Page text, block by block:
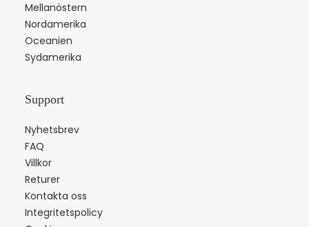
Mellanöstern
Nordamerika
Oceanien
Sydamerika
Support
Nyhetsbrev
FAQ
Villkor
Returer
Kontakta oss
Integritetspolicy